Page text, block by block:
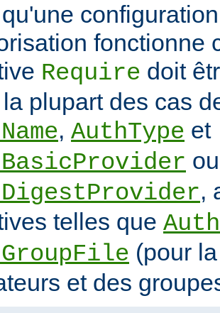
fonctionne
Require doit
plupart des cas
, AuthType et
ou
,
telles que
(pour
et des